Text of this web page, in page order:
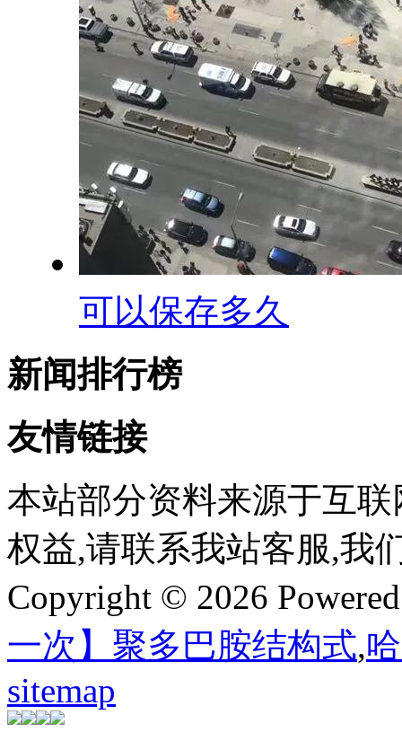
可以保存多久
新闻排行榜
友情链接
本站部分资料来源于互
权益,请联系我站客服,我
Copyright © 2026
一次】聚多巴胺结构式,
sitemap